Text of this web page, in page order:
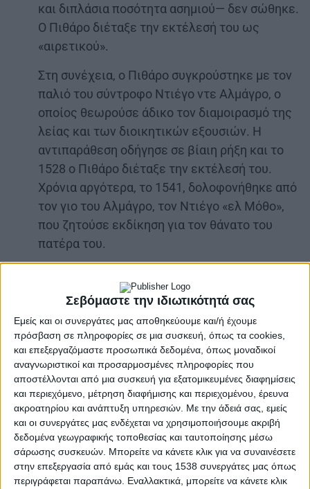
Σεβόμαστε την ιδιωτικότητά σας
Εμείς και οι συνεργάτες μας αποθηκεύουμε και/ή έχουμε
πρόσβαση σε πληροφορίες σε μια συσκευή, όπως τα cookies,
και επεξεργαζόμαστε προσωπικά δεδομένα, όπως μοναδικοί
αναγνωριστικοί και προσαρμοσμένες πληροφορίες που
αποστέλλονται από μια συσκευή για εξατομικευμένες διαφημίσεις
και περιεχόμενο, μέτρηση διαφήμισης και περιεχομένου, έρευνα
ακροατηρίου και ανάπτυξη υπηρεσιών. Με την άδειά σας, εμείς
και οι συνεργάτες μας ενδέχεται να χρησιμοποιήσουμε ακριβή
δεδομένα γεωγραφικής τοποθεσίας και ταυτοποίησης μέσω
σάρωσης συσκευών. Μπορείτε να κάνετε κλικ για να συναινέσετε
στην επεξεργασία από εμάς και τους 1538 συνεργάτες μας όπως
περιγράφεται παραπάνω. Εναλλακτικά, μπορείτε να κάνετε κλικ
και διπλάσια ποσότητα ασημιού— δεν σώθηκε.
Ο Πιθάρο διέταξε την εκτέλεσή του ως
«αιρετικού».
Στη συνέχεια, ο Πιθάρο συγκρούστηκε με τον
παλιό του σύντροφο Ντιέγο ντε Αλμάγρο, ο
οποίος θεωρούσε άδικο τον διαμοιρασμό της
λείας και των διοικητικών εξουσιών. Η
αντιπαράθεση οδήγησε σε βίαιη ρήξη και το
1528 ο Πιθάρο διέταξε την εκτέλεσή του.
Χρόνια αργότερα, το 1541, δολοφονήθηκε από
τον γιο του Αλμάγρο, τον Ντιέγο «ελ Μόθο»,
που ζητούσε εκδίκηση για τον θάνατο του
πατέρα του.
1849
– Το 1849 ο Φιοντόρ Ντοστογιέφσκι, ήδη
αναγνωρισμένος ως ένας πολλά υποσχόμενος
νέος συγγραφέας, βρέθηκε ξαφνικά στο
στόχαστρο του τσαρικού καθεστώτος. Σε
ηλικία 28 ετών είχε εγκαταλείψει τη
στρατιωτική σταδιοδρομία για να αφοσιωθεί
στη λογοτεχνία, όμως η ένταξή του στον